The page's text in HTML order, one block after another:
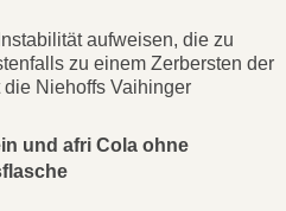
aufweisen, die zu
zu einem Zerbersten der
die Niehoffs Vaihinger
und afri Cola ohne